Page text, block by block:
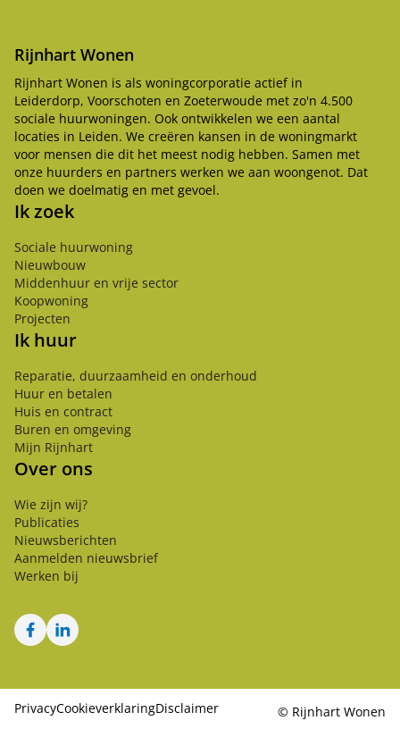
Rijnhart Wonen
Rijnhart Wonen is als woningcorporatie actief in
Leiderdorp, Voorschoten en Zoeterwoude met zo'n 4.500
sociale huurwoningen. Ook ontwikkelen we een aantal
locaties in Leiden. We creëren kansen in de woningmarkt
voor mensen die dit het meest nodig hebben. Samen met
onze huurders en partners werken we aan woongenot. Dat
doen we doelmatig en met gevoel.
Ik zoek
Sociale huurwoning
Nieuwbouw
Middenhuur en vrije sector
Koopwoning
Projecten
Ik huur
Reparatie, duurzaamheid en onderhoud
Huur en betalen
Huis en contract
Buren en omgeving
Mijn Rijnhart
Over ons
Wie zijn wij?
Publicaties
Nieuwsberichten
Aanmelden nieuwsbrief
Werken bij
FacebookLinkedIn
PrivacyCookieverklaringDisclaimer © Rijnhart Wonen